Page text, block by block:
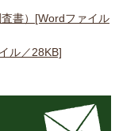
書）[Wordファイル
ル／28KB]